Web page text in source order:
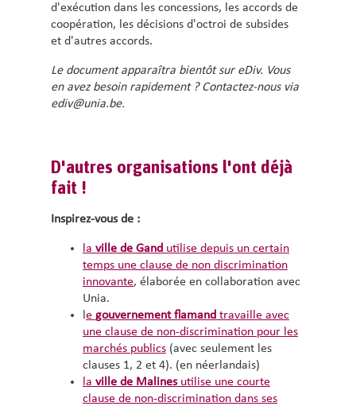
d'exécution dans les concessions, les accords de
coopération, les décisions d'octroi de subsides
et d'autres accords.
Le document apparaîtra bientôt sur eDiv. Vous
en avez besoin rapidement ? Contactez-nous via
ediv@unia.be.
D'autres organisations l'ont déjà
fait !
Inspirez-vous de :
la ville de Gand utilise depuis un certain
temps une clause de non discrimination
innovante, élaborée en collaboration avec
Unia.
e gouvernement flamand travaille avec
une clause de non-discrimination pour les
marchés publics (avec seulement les
clauses 1, 2 et 4). (en néerlandais)
la ville de Malinesutilise une courte
clause de non-discrimination dans ses